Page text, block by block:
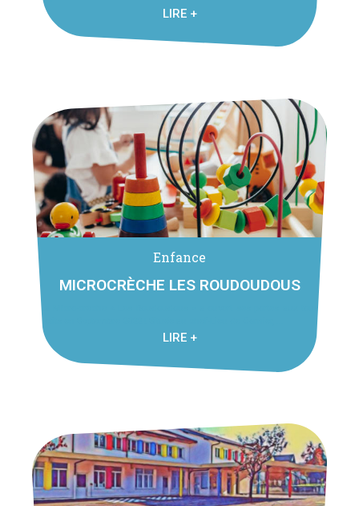
LIRE +
Enfance
MICROCRÈCHE LES ROUDOUDOUS
La Micro-crèche « Les Roudoudous » a ouvert ses portes aux tous
petits en Septembre 2022 ! Située au chef-Lieu de Cornier, ...
LIRE +